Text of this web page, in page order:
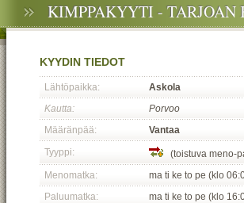
KIMPPAKYYTI - TARJOAN
KYYDIN TIEDOT
Lähtöpaikka:
Askola
Kautta:
Porvoo
Määränpää:
Vantaa
Tyyppi:
(toistuva meno-
Menomatka:
ma ti ke to pe (klo
Paluumatka:
ma ti ke to pe (klo